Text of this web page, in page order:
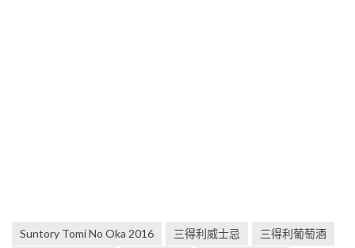
Suntory Tomi No Oka 2016 三得利威士忌
三得利葡萄酒